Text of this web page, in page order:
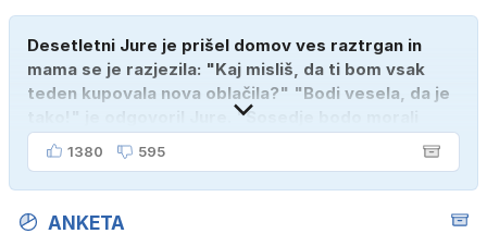
Desetletni Jure je prišel domov ves raztrgan in
mama se je razjezila: "Kaj misliš, da ti bom vsak
teden kupovala nova oblačila?" "Bodi vesela, da je
tako!" je odgovoril Jure. "Sosedje bodo morali
kupiti novega sina, tako sem ga prebutal!"
1380 595
ANKETA